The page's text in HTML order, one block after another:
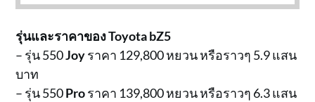
รุ่นและราคาของ Toyota bZ5
– รุ่น 550Joyราคา 129,800 หยวน หรือราวๆ 5.9 แสน
บาท
– รุ่น 550Proราคา 139,800 หยวน หรือราวๆ 6.3 แสน